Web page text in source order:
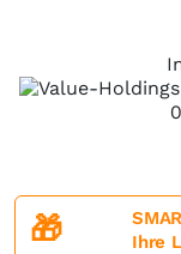
🎁
Ihre